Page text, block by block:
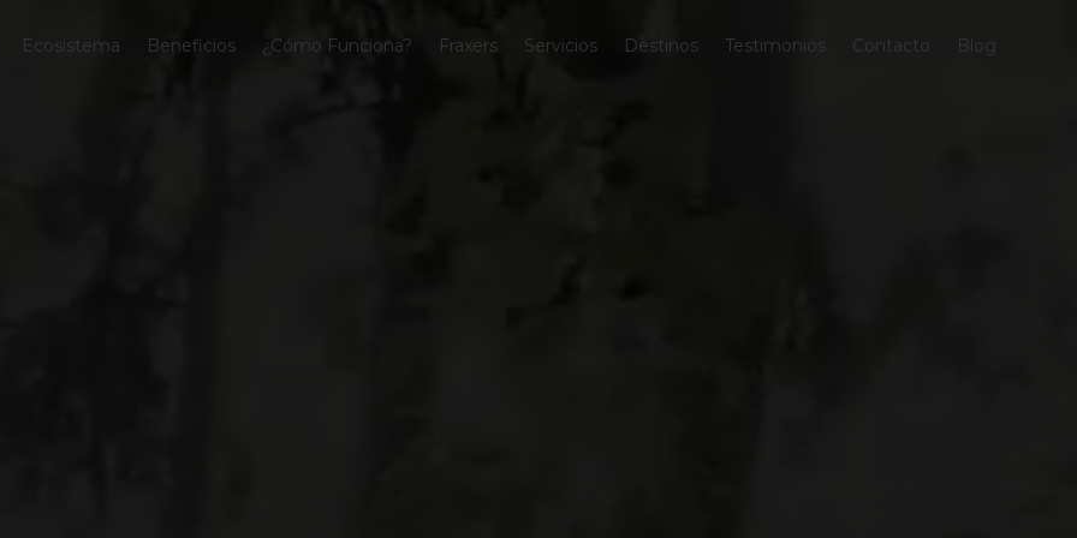
Ecosistema Beneficios ¿Cómo Funciona? Fraxers Servicios Destinos Testimonios Contacto Blog